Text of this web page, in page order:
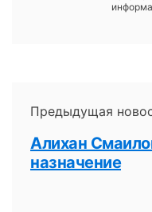
Предыдущая
Алихан
назначение